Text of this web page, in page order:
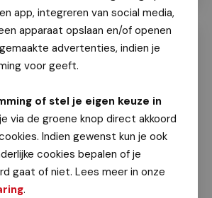
app, integreren van social media,
apparaat opslaan en/of openen
advertenties, indien je
voor geeft.
of stel je eigen keuze in
via de groene knop direct akkoord
Indien gewenst kun je ook
cookies bepalen of je
gaat of niet. Lees meer in onze
.
Vierdaagsefeesten
de Grote Markt was top!
juli was er een topfeest op De
bands met een drankje
altijd een prima combinatie!